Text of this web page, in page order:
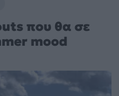
που θα σε
mood